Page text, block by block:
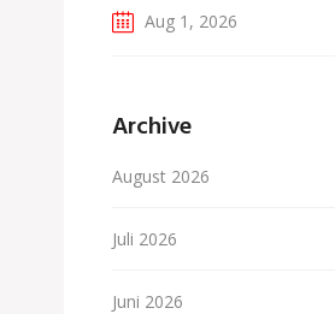
Aug 1, 2026
Archive
August 2026
Juli 2026
Juni 2026